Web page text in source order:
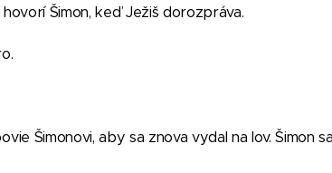
Šimon, keď Ježiš dorozpráva.
Šimonovi, aby sa znova vydal na lov. Šimon